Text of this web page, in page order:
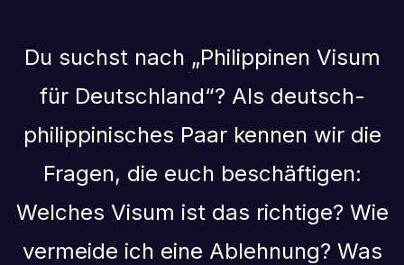
Du suchst nach „Philippinen Visum
für Deutschland“? Als deutsch-
philippinisches Paar kennen wir die
Fragen, die euch beschäftigen:
Welches Visum ist das richtige? Wie
vermeide ich eine Ablehnung? Was